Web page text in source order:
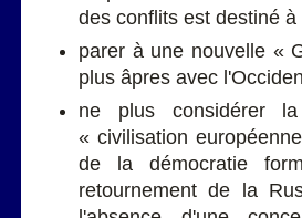
des conflits est destiné
parer à une nouvelle «
plus âpres avec
ne plus considérer
« civilisation
de la démocratie
retournement de la